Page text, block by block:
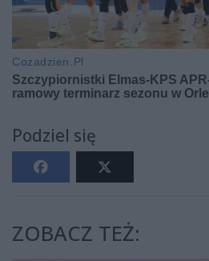
Podziel się
ZOBACZ TEŻ: